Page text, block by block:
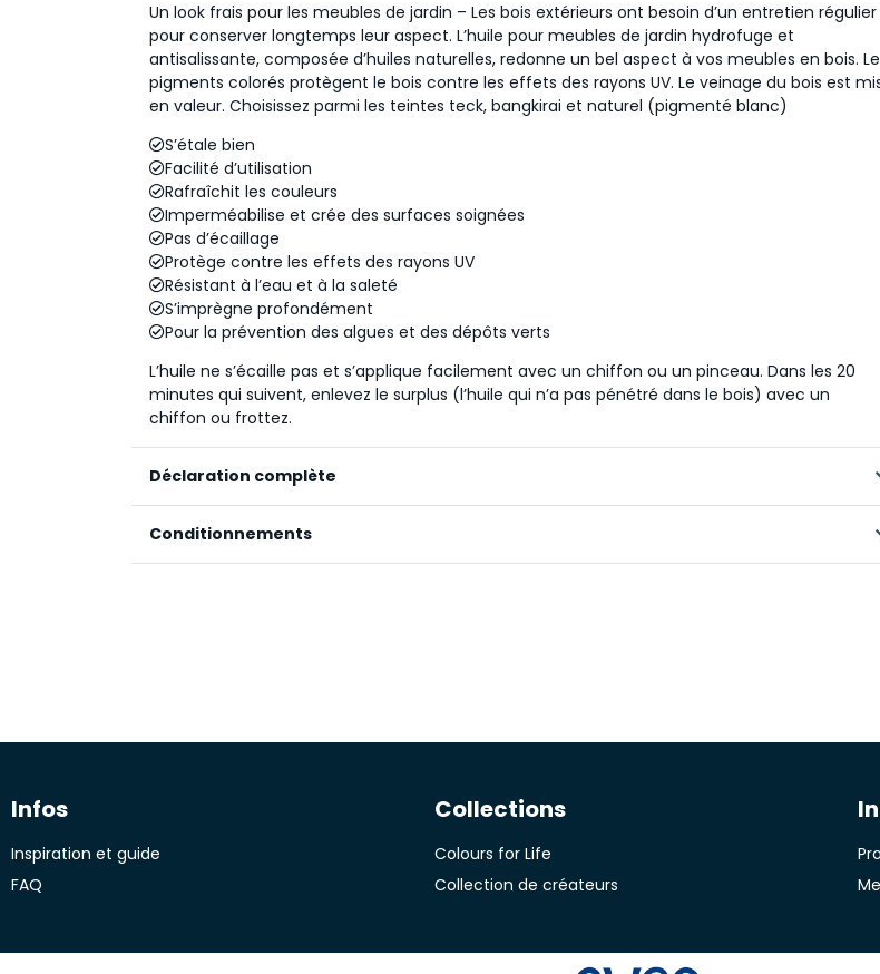
Un look frais pour les meubles de jardin – Les bois extérieurs ont besoin d’un entretien régulier
pour conserver longtemps leur aspect. L’huile pour meubles de jardin hydrofuge et
antisalissante, composée d’huiles naturelles, redonne un bel aspect à vos meubles en bois.
pigments colorés protègent le bois contre les effets des rayons UV. Le veinage du bois est
en valeur. Choisissez parmi les teintes teck, bangkirai et naturel (pigmenté blanc)
S’étale bien
Facilité d’utilisation
Rafraîchit les couleurs
Imperméabilise et crée des surfaces soignées
Pas d’écaillage
Protège contre les effets des rayons UV
Résistant à l’eau et à la saleté
S’imprègne profondément
Pour la prévention des algues et des dépôts verts
L’huile ne s’écaille pas et s’applique facilement avec un chiffon ou un pinceau. Dans les 20
minutes qui suivent, enlevez le surplus (l’huile qui n’a pas pénétré dans le bois) avec un
chiffon ou frottez.
Déclaration complète
Matières premières renouvelables
Matières premières transformées
Conditionnements
Infos
Inspiration et guide
FAQ
Collections
Colours for Life
Collection de créateurs